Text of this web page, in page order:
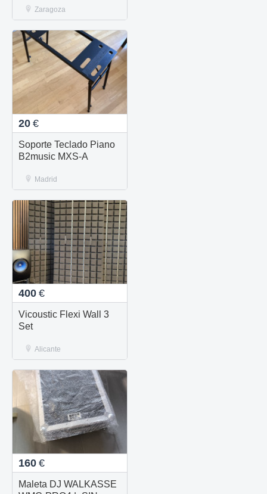
Zaragoza
20 €
Soporte Teclado Piano
B2music MXS-A
Madrid
400 €
Vicoustic Flexi Wall 3
Set
Alicante
160 €
Maleta DJ WALKASSE